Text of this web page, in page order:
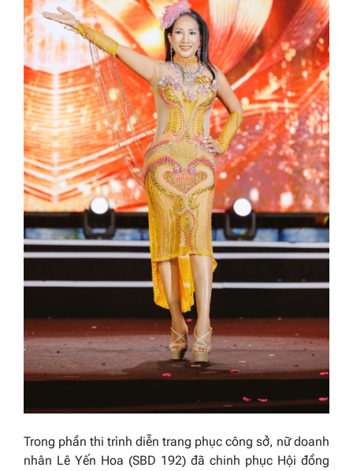
Trong phần thi trình diễn trang phục công sở, nữ doanh
nhân Lê Yến Hoa (SBD 192) đã chinh phục Hội đồng